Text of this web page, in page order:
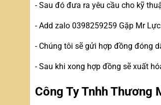
- Sau đó đưa ra yêu cầu cho kỹ
- Add zalo 0398259259 Gặp Mr
- Chúng tôi sẽ gửi hợp đồng đóng
- Sau khi xong hợp đồng sẽ xuất
Công Ty Tnhh Thương